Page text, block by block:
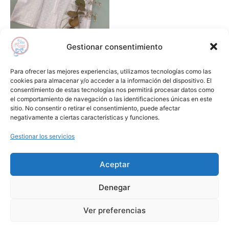
Gestionar consentimiento
Para ofrecer las mejores experiencias, utilizamos tecnologías como las
cookies para almacenar y/o acceder a la información del dispositivo. El
consentimiento de estas tecnologías nos permitirá procesar datos como
el comportamiento de navegación o las identificaciones únicas en este
sitio. No consentir o retirar el consentimiento, puede afectar
negativamente a ciertas características y funciones.
Gestionar los servicios
Aceptar
Denegar
Ver preferencias
Bebé
unisex
31,00€ 10,00€
Seleccionar opciones
variantes.
Las
opciones
en
la
página
de
Añadir a lista de deseos
Política de Privacidad
Copyright © 2024 Blauirosa.es | by